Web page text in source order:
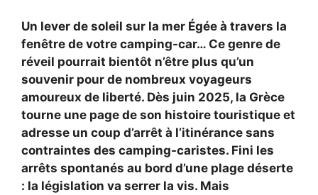
Un lever de soleil sur la mer Égée à travers la
fenêtre de votre camping-car… Ce genre de
réveil pourrait bientôt n’être plus qu’un
souvenir pour de nombreux voyageurs
amoureux de liberté. Dès juin 2025, la Grèce
tourne une page de son histoire touristique et
adresse un coup d’arrêt à l’itinérance sans
contraintes des camping-caristes. Fini les
arrêts spontanés au bord d’une plage déserte
: la législation va serrer la vis. Mais